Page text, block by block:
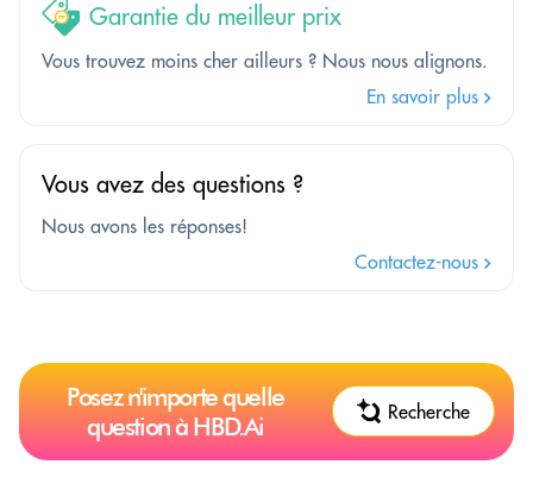
Garantie du meilleur prix
Vous trouvez moins cher ailleurs ? Nous nous alignons.
En savoir plus
Vous avez des questions ?
Nous avons les réponses!
Contactez-nous
Posez n'importe quelle
question à HBD.Ai
Recherche